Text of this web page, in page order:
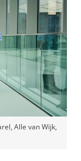
Alle van Wijk,